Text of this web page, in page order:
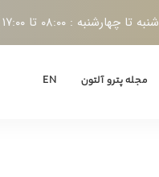
شنبه تا چهارشنبه : ۰۸:۰۰ تا ۱۷:۰۰
مجله پترو آلتون EN